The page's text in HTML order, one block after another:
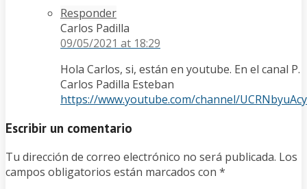
Responder
Carlos Padilla
09/05/2021 at 18:29
Hola Carlos, si, están en youtube. En el canal P.
Carlos Padilla Esteban
https://www.youtube.com/channel/
Escribir un comentario
Tu dirección de correo electrónico no será publicada. Los
campos obligatorios están marcados con *